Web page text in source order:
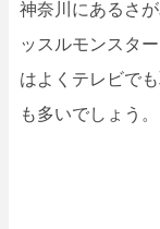
神奈川にあるさ
ッスルモンスタ
はよくテレビで
も多いでしょう